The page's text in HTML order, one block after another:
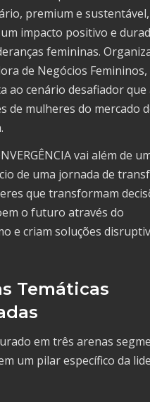
premium e
impacto positivo e
femininas.
de Negócios
ao cenário desafiador
de mulheres do mercado
vai além de
de uma jornada de
que transformam
o futuro através do
e criam soluções
Temáticas
em três arenas
um pilar específico da